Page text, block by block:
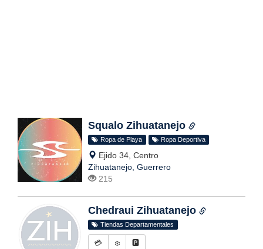
Squalo Zihuatanejo
Ropa de Playa Ropa Deportiva
Ejido 34, Centro
Zihuatanejo, Guerrero
215
Chedraui Zihuatanejo
Tiendas Departamentales
💳 ❄️ 🅿️